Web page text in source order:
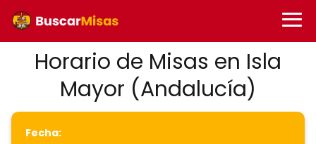
Horario de Misas en Isla
Mayor (Andalucía)
Fecha: